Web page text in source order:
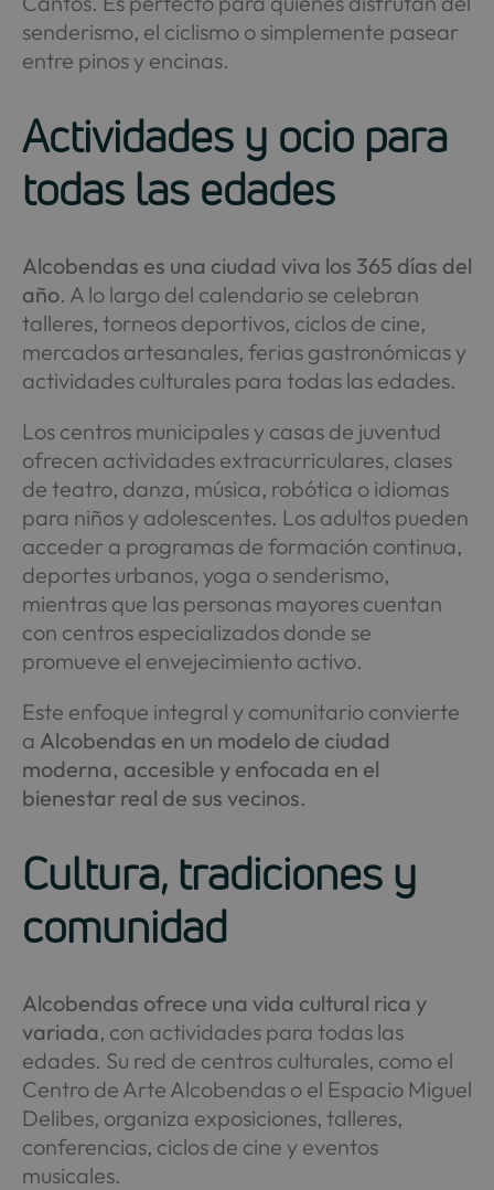
senderismo, el ciclismo o simplemente pasear
entre pinos y encinas.
Actividades y ocio para
todas las edades
Alcobendas es una ciudad viva los 365 días del
año. A lo largo del calendario se celebran
talleres, torneos deportivos, ciclos de cine,
mercados artesanales, ferias gastronómicas y
actividades culturales para todas las edades.
Los centros municipales y casas de juventud
ofrecen actividades extracurriculares, clases
de teatro, danza, música, robótica o idiomas
para niños y adolescentes. Los adultos pueden
acceder a programas de formación continua,
deportes urbanos, yoga o senderismo,
mientras que las personas mayores cuentan
con centros especializados donde se
promueve el envejecimiento activo.
Este enfoque integral y comunitario convierte
a Alcobendas en un modelo de ciudad
moderna, accesible y enfocada en el
bienestar real de sus vecinos.
Cultura, tradiciones y
comunidad
Alcobendas ofrece una vida cultural rica y
variada, con actividades para todas las
edades. Su red de centros culturales, como el
Centro de Arte Alcobendas o el Espacio Miguel
Delibes, organiza exposiciones, talleres,
conferencias, ciclos de cine y eventos
musicales.